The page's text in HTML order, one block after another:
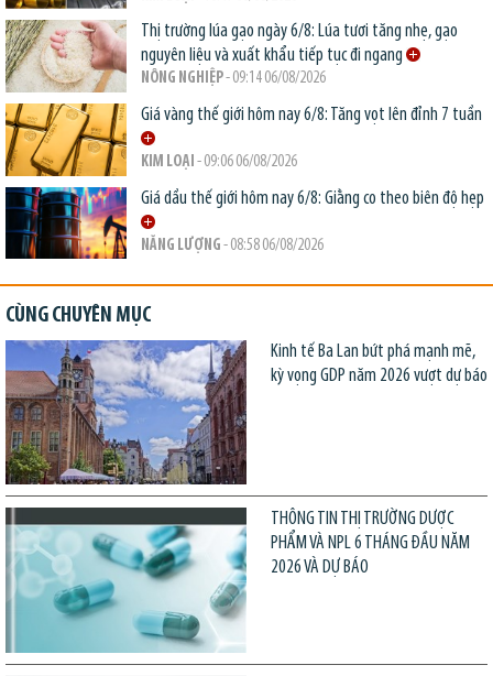
Thị trường lúa gạo ngày 6/8: Lúa tươi tăng nhẹ, gạo
nguyên liệu và xuất khẩu tiếp tục đi ngang
NÔNG NGHIỆP- 09:14 06/08/2026
Giá vàng thế giới hôm nay 6/8: Tăng vọt lên đỉnh 7 tuần
KIM LOẠI - 09:06 06/08/2026
Giá dầu thế giới hôm nay 6/8: Giằng co theo biên độ hẹp
NĂNG LƯỢNG - 08:58 06/08/2026
CÙNG CHUYÊN MỤC
Kinh tế Ba Lan bứt phá mạnh mẽ,
kỳ vọng GDP năm 2026 vượt dự báo
THÔNG TIN THỊ TRƯỜNG DƯỢC
PHẨM VÀ NPL 6 THÁNG ĐẦU NĂM
2026 VÀ DỰ BÁO